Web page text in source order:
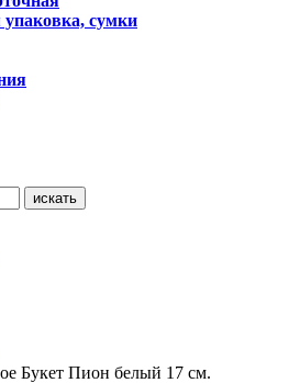
сумки
искать
Букет Пион белый 17 см.